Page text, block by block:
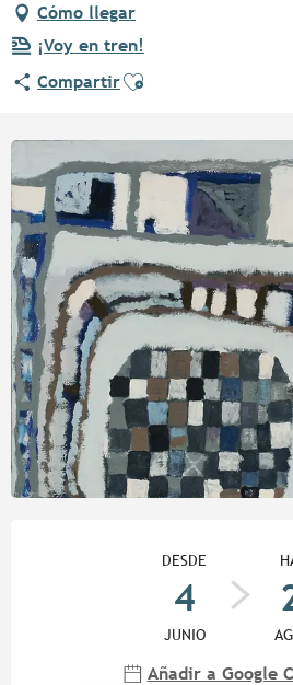
Cómo llegar
¡Voy en tren!
CompartirAjouter aux favoris
DESDE
4
JUNIO
Añadir a Google